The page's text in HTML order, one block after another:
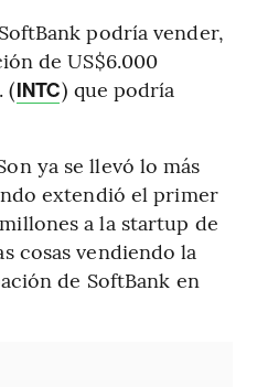
podría vender,
de US$6.000
(INTC) que podría
ya se llevó lo más
extendió el primer
a la startup de
cosas vendiendo la
de SoftBank en